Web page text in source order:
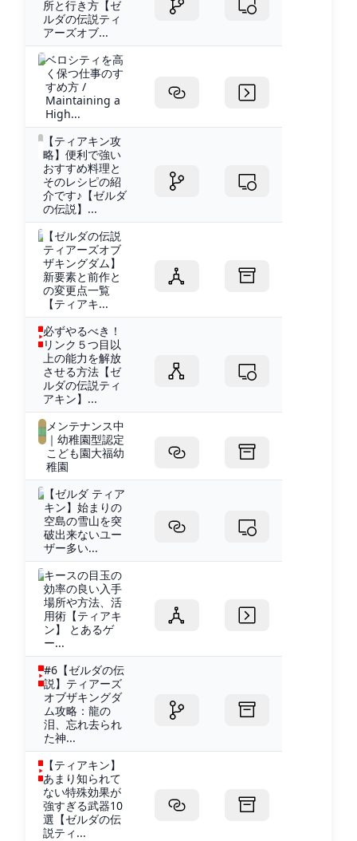
所と行き方【ゼ
ルダの伝説ティ
アーズオブ...
ベロシティを高
く保つ仕事のす
すめ方 /
Maintaining a
High...
【ティアキン攻
略】便利で強い
おすすめ料理と
そのレシピの紹
介です♪【ゼルダ
の伝説】...
【ゼルダの伝説
ティアーズオブ
ザキングダム】
新要素と前作と
の変更点一覧
【ティアキ...
必ずやるべき！
リンク５つ目以
上の能力を解放
させる方法【ゼ
ルダの伝説ティ
アキン】...
メンテナンス中
｜幼稚園型認定
こども園大福幼
稚園
【ゼルダ ティア
キン】始まりの
空島の雪山を突
破出来ないユー
ザー多い...
キースの目玉の
効率の良い入手
場所や方法、活
用術【ティアキ
ン】 とあるゲ
ー...
#6【ゼルダの伝
説】ティアーズ
オブザキングダ
ム攻略：龍の
泪、忘れ去られ
た神...
【ティアキン】
あまり知られて
ない特殊効果が
強すぎる武器10
選【ゼルダの伝
説ティ...